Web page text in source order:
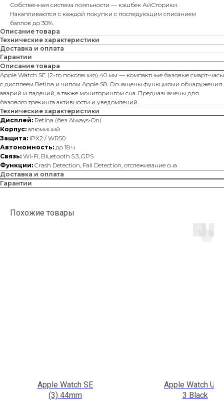
Собственная система лояльности — кэшбек АйСторики.
Накапливаются с каждой покупки с последующим списанием
баллов до 30%.
Описание товара
Технические характеристики
Доставка и оплата
Гарантии
Описание товара
Apple Watch SE (2-го поколения) 40 мм — компактные базовые смарт-часы
с дисплеем Retina и чипом Apple S8. Оснащены функциями обнаружения
аварий и падений, а также мониторингом сна. Предназначены для
базового трекинга активности и уведомлений.
Технические характеристики
Дисплей: Retina (без Always-On)
Корпус: алюминий
Защита: IPX2 / WR50
Автономность: до 18 ч
Связь: Wi-Fi, Bluetooth 5.3, GPS
Функции: Crash Detection, Fall Detection, отслеживание сна
Доставка и оплата
Гарантии
Похожие товары
Apple Watch SE
(3) 44mm
Apple Watch
3 Black